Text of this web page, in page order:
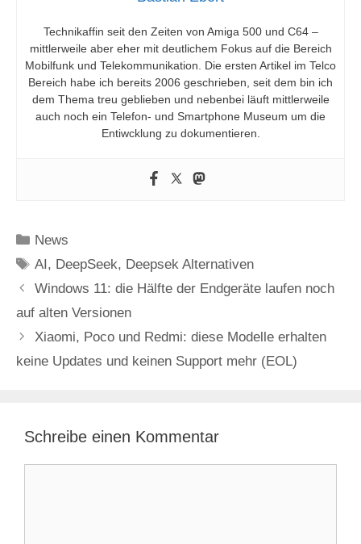
Technikaffin seit den Zeiten von Amiga 500 und C64 –
mittlerweile aber eher mit deutlichem Fokus auf die Bereich
Mobilfunk und Telekommunikation. Die ersten Artikel im Telco
Bereich habe ich bereits 2006 geschrieben, seit dem bin ich
dem Thema treu geblieben und nebenbei läuft mittlerweile
auch noch ein Telefon- und Smartphone Museum um die
Entiwcklung zu dokumentieren.
Kategorien
News
Schlagwörter
AI , DeepSeek, Deepsek Alternativen
Windows 11: die Hälfte der Endgeräte laufen noch
auf alten Versionen
Xiaomi, Poco und Redmi: diese Modelle erhalten
keine Updates und keinen Support mehr (EOL)
Schreibe einen Kommentar